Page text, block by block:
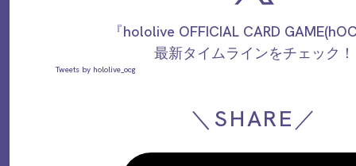
『hololive OFFICIAL CARD
最新タイムラインをチェック！
Tweets by hololive_ocg
＼SHARE／